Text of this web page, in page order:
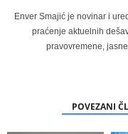
Enver Smajić je novinar i
praćenje aktuelnih
pravovremene,
POVEZANI